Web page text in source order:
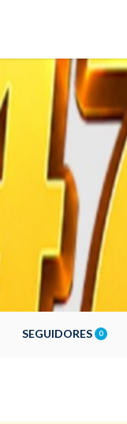
SEGUIDORES 0